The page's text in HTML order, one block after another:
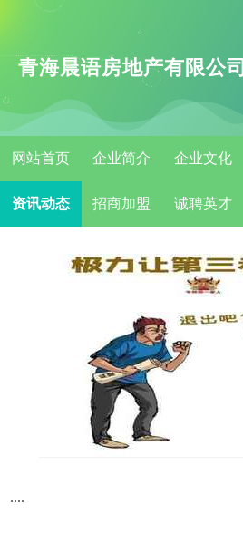
青海晨语房地产有限公司
网站首页 企业简介 企业文化
资讯动态 招商加盟 诚聘英才
....